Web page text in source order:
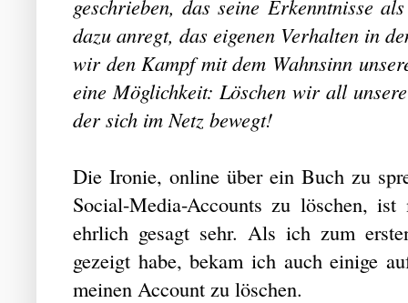
geschrieben, das seine Erkenntnisse
dazu anregt, das eigenen Verhalten in
wir den Kampf mit dem Wahnsinn
eine Möglichkeit: Löschen wir all
der sich im Netz bewegt!
Die Ironie, online über ein Buch zu
Social-Media-Accounts zu löschen,
ehrlich gesagt sehr. Als ich zum
gezeigt habe, bekam ich auch einige
meinen Account zu löschen.